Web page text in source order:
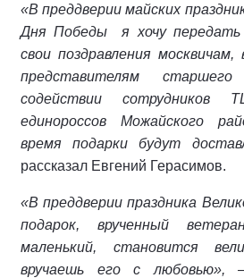
«В преддверии майских
Дня Победы я хочу передать
свои поздравления
представителям
содействии
единороссов Можайского
время подарки будут
рассказал Евгений Герасимов.
«В преддверии праздника
подарок, врученный
маленький, становится
вручаешь его с любовью»,